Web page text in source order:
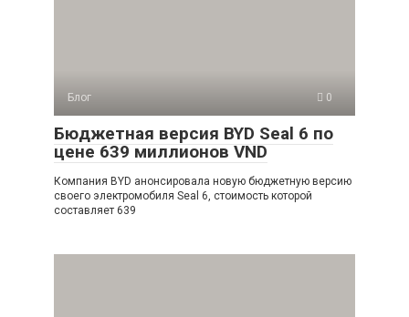
Блог 0
Бюджетная версия BYD Seal 6 по
цене 639 миллионов VND
Компания BYD анонсировала новую бюджетную версию
своего электромобиля Seal 6, стоимость которой
составляет 639